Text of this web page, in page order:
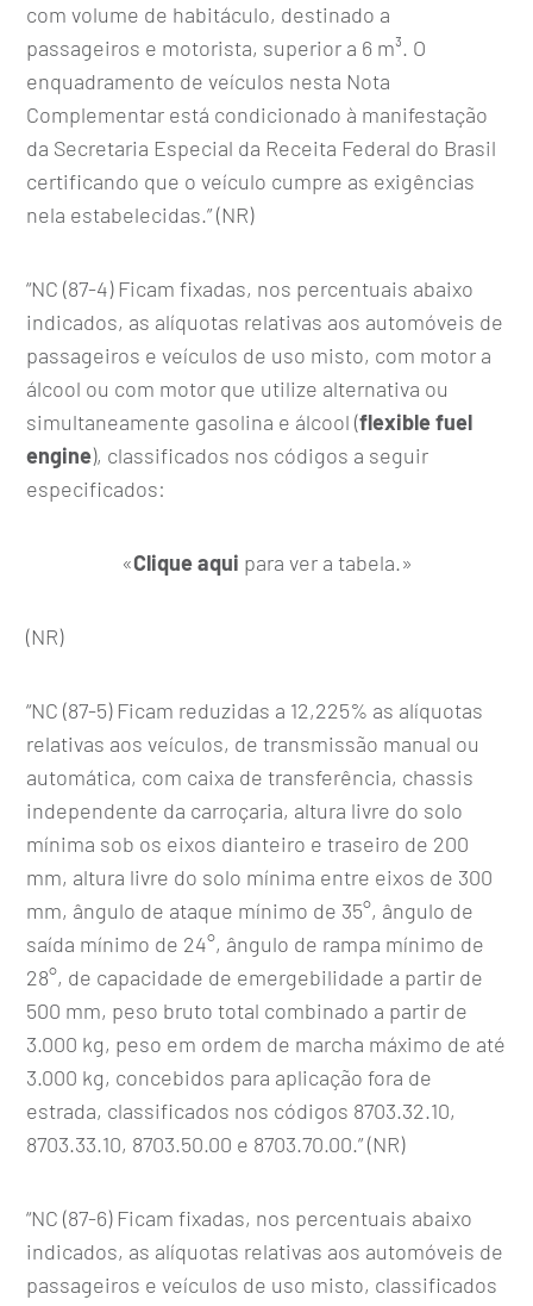
com volume de habitáculo, destinado a
passageiros e motorista, superior a 6 m³. O
enquadramento de veículos nesta Nota
Complementar está condicionado à manifestação
da Secretaria Especial da Receita Federal do Brasil
certificando que o veículo cumpre as exigências
nela estabelecidas.” (NR)
“NC (87-4) Ficam fixadas, nos percentuais abaixo
indicados, as alíquotas relativas aos automóveis de
passageiros e veículos de uso misto, com motor a
álcool ou com motor que utilize alternativa ou
simultaneamente gasolina e álcool (flexible fuel
engine), classificados nos códigos a seguir
especificados:
«Clique aqui para ver a tabela.»
(NR)
“NC (87-5) Ficam reduzidas a 12,225% as alíquotas
relativas aos veículos, de transmissão manual ou
automática, com caixa de transferência, chassis
independente da carroçaria, altura livre do solo
mínima sob os eixos dianteiro e traseiro de 200
mm, altura livre do solo mínima entre eixos de 300
mm, ângulo de ataque mínimo de 35°, ângulo de
saída mínimo de 24°, ângulo de rampa mínimo de
28°, de capacidade de emergebilidade a partir de
500 mm, peso bruto total combinado a partir de
3.000 kg, peso em ordem de marcha máximo de até
3.000 kg, concebidos para aplicação fora de
estrada, classificados nos códigos 8703.32.10,
8703.33.10, 8703.50.00 e 8703.70.00.” (NR)
“NC (87-6) Ficam fixadas, nos percentuais abaixo
indicados, as alíquotas relativas aos automóveis de
passageiros e veículos de uso misto, classificados